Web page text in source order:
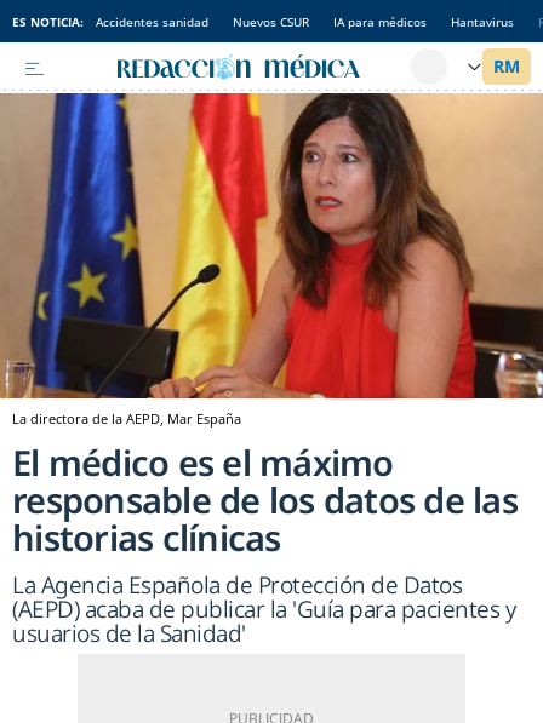
ES NOTICIA: Accidentes sanidad Nuevos CSUR IA para médicos Hantavirus
La directora de la AEPD, Mar España
El médico es el máximo
responsable de los datos de las
historias clínicas
La Agencia Española de Protección de Datos
(AEPD) acaba de publicar la 'Guía para pacientes y
usuarios de la Sanidad'